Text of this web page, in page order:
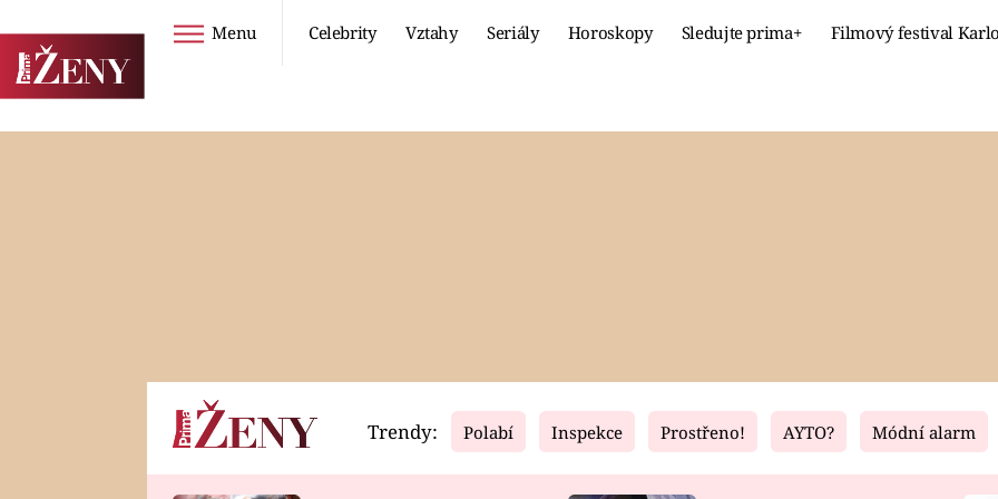
Menu Celebrity Vztahy Seriály Horoskopy Sledujte prima+ Filmový festival
Horoskopy Video Fresh Living
Trendy: Polabí Inspekce Prostřeno! AYTO? Módní alarm